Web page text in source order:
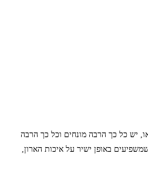
יש כל כך הרבה מונחים וכל כך הרבה
באופן ישיר על איכות הארון,